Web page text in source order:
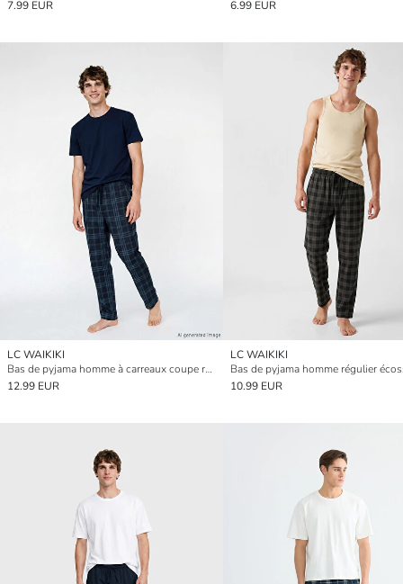
7.99 EUR 6.99 EUR
LC WAIKIKI
Bas de pyjama homme à carreaux coupe régulière
12.99 EUR
LC WAIKIKI
Bas de pyjama homme régulier
10.99 EUR